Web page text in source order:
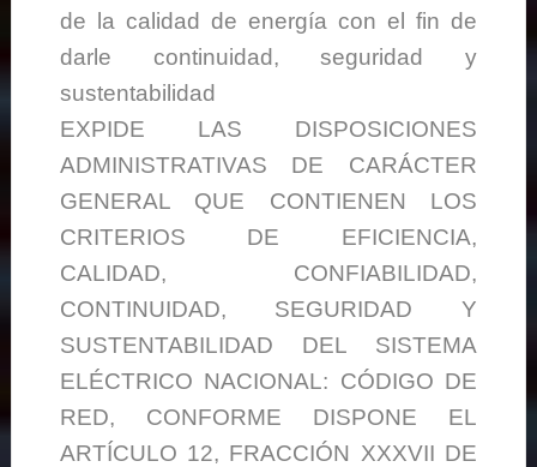
de la calidad de energía con el fin de
darle continuidad, seguridad y
sustentabilidad
EXPIDE LAS DISPOSICIONES
ADMINISTRATIVAS DE CARÁCTER
GENERAL QUE CONTIENEN LOS
CRITERIOS DE EFICIENCIA,
CALIDAD, CONFIABILIDAD,
CONTINUIDAD, SEGURIDAD Y
SUSTENTABILIDAD DEL SISTEMA
ELÉCTRICO NACIONAL: CÓDIGO DE
RED, CONFORME DISPONE EL
ARTÍCULO 12, FRACCIÓN XXXVII DE